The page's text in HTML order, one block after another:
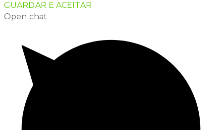
GUARDAR E ACEITAR
Open chat